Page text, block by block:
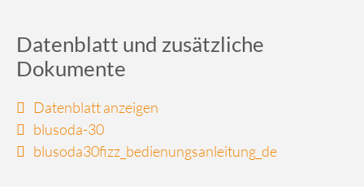
Datenblatt und zusätzliche
Dokumente
Datenblatt anzeigen
blusoda-30
blusoda30fizz_bedienungsanleitung_de